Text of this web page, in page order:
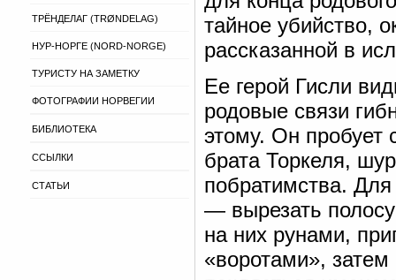
ТРЁНДЕЛАГ (TRØNDELAG)
НУР-НОРГЕ (NORD-NORGE)
ТУРИСТУ НА ЗАМЕТКУ
ФОТОГРАФИИ НОРВЕГИИ
БИБЛИОТЕКА
ССЫЛКИ
СТАТЬИ
тайное убийство,
рассказанной в
Ее герой Гисли
родовые связи
этому. Он пробует
брата Торкеля,
побратимства.
— вырезать
на них рунами,
«воротами»,